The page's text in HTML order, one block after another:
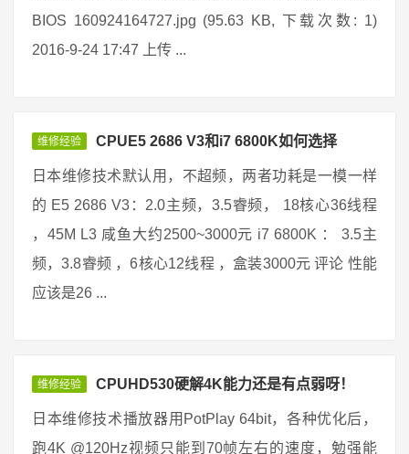
BIOS 160924164727.jpg (95.63 KB, 下载次数: 1)
2016-9-24 17:47 上传 ...
维修经验 CPUE5 2686 V3和i7 6800K如何选择
日本维修技术默认用，不超频，两者功耗是一模一样
的 E5 2686 V3：2.0主频，3.5睿频， 18核心36线程
，45M L3 咸鱼大约2500~3000元 i7 6800K ： 3.5主
频，3.8睿频 ，6核心12线程 ，盒装3000元 评论 性能
应该是26 ...
维修经验 CPUHD530硬解4K能力还是有点弱呀！
日本维修技术播放器用PotPlay 64bit，各种优化后，
跑4K @120Hz视频只能到70帧左右的速度，勉强能